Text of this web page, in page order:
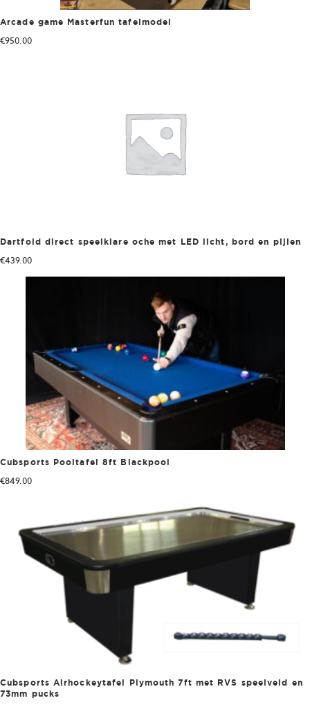
Arcade game Masterfun tafelmodel
€950.00
Dartfold direct speelklare oche met LED licht, bord en pijlen
€439.00
Cubsports Pooltafel 8ft Blackpool
€849.00
Cubsports Airhockeytafel Plymouth 7ft met RVS speelveld en
73mm pucks